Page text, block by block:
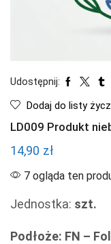
Udostępnij:
Dodaj do listy
LD009 Produkt
14,90 zł
7 ogląda ten
Jednostka: szt.
Podłoże: FN –